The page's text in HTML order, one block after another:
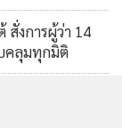
สั่งการผู้ว่า 14
คลุมทุกมิติ